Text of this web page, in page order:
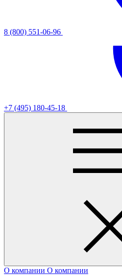
8 (800) 551-06-96
+7 (495) 180-45-18
О компании О компании